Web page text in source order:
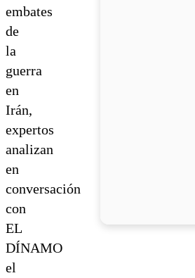
embates
de
la
guerra
en
Irán,
expertos
analizan
en
conversación
con
EL
DÍNAMO
el